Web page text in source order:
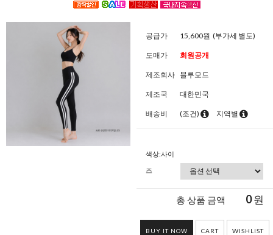
공급가 15,600원 (부가세 별도)
도매가 회원공개
제조회사 블루모드
제조국 대한민국
배송비 (조건) 지역별
색상:사이
즈
총 상품 금액 0원
BUY IT NOW CART WISHLIST